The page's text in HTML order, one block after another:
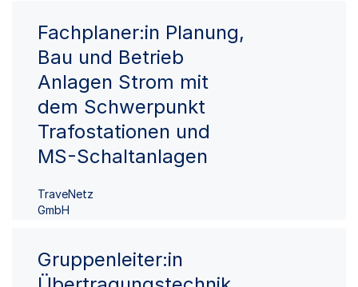
Fachplaner:in Planung,
Bau und Betrieb
Anlagen Strom mit
dem Schwerpunkt
Trafostationen und
MS-Schaltanlagen
TraveNetz
GmbH
Gruppenleiter:in